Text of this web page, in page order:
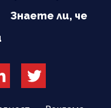
Знаете ли, че